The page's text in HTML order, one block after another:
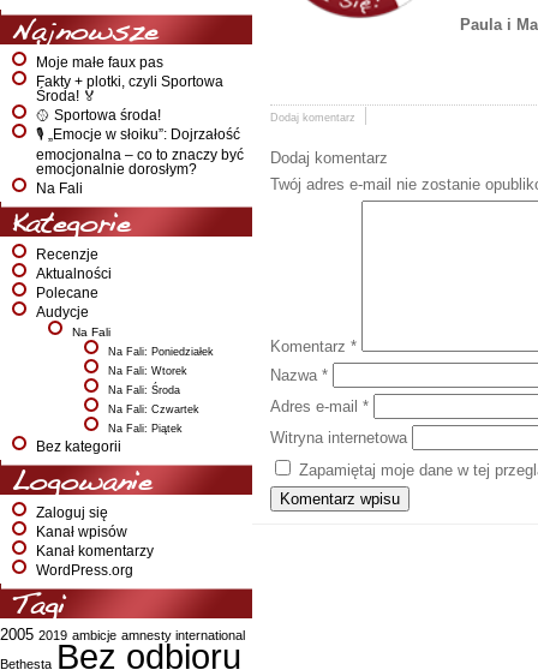
Najnowsze
Moje małe faux pas
Fakty + plotki, czyli Sportowa
Środa! 🏅
🥎 Sportowa środa!
🎙️ „Emocje w słoiku”: Dojrzałość
emocjonalna – co to znaczy być
emocjonalnie dorosłym?
Na Fali
Kategorie
Recenzje
Aktualności
Polecane
Audycje
Na Fali
Na Fali: Poniedziałek
Na Fali: Wtorek
Na Fali: Środa
Na Fali: Czwartek
Na Fali: Piątek
Bez kategorii
Logowanie
Zaloguj się
Kanał wpisów
Kanał komentarzy
WordPress.org
Tagi
2005 2019 ambicje amnesty international
Bethesta Bez odbioru
Paula i
Dodaj komentarz
Dodaj komentarz
Twój adres e-mail nie zostanie
Komentarz *
Nazwa *
Adres e-mail *
Witryna internetowa
Zapamiętaj moje dane w tej